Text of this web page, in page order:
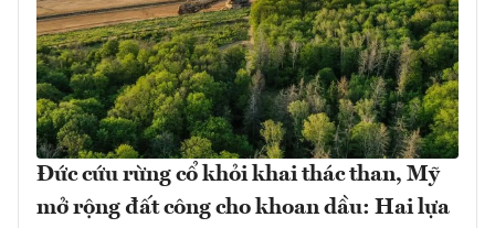
Đức cứu rừng cổ khỏi khai thác than, Mỹ
mở rộng đất công cho khoan dầu: Hai lựa